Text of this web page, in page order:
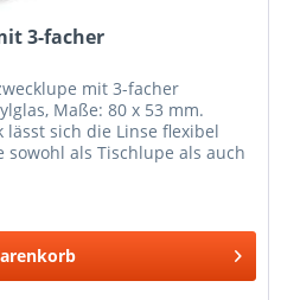
3-facher
mit 3-facher
Maße: 80 x 53 mm.
lässt sich die Linse flexibel
als Tischlupe als auch